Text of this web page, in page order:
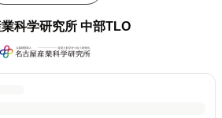
科学研究所 中部TLO